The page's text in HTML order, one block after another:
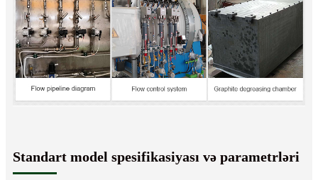
Standart model spesifikasiyası və parametrləri